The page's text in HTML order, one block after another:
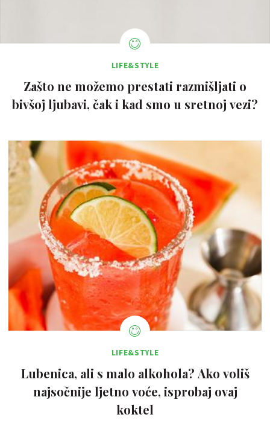
LIFE&STYLE
Zašto ne možemo prestati razmišljati o
bivšoj ljubavi, čak i kad smo u sretnoj vezi?
LIFE&STYLE
Lubenica, ali s malo alkohola? Ako voliš
najsočnije ljetno voće, isprobaj ovaj
koktel